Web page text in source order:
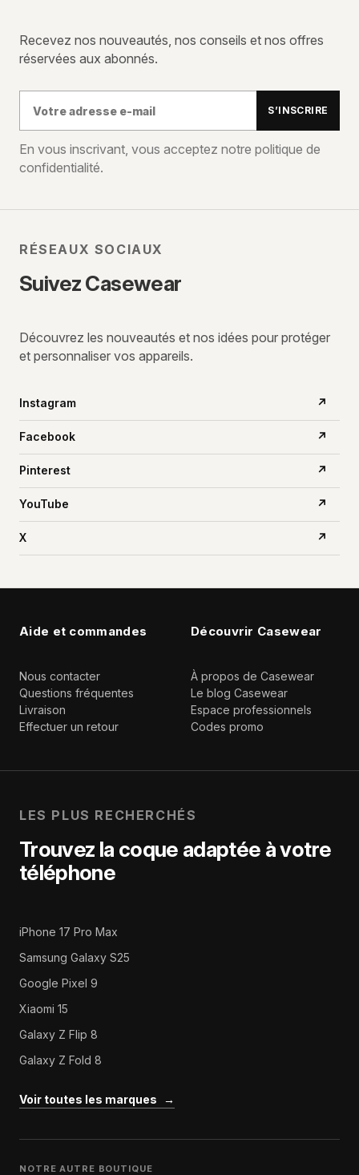
Recevez nos nouveautés, nos conseils et nos offres
réservées aux abonnés.
e-
mail
S’INSCRIRE
En vous inscrivant, vous acceptez notre politique de
confidentialité.
RÉSEAUX SOCIAUX
Suivez Casewear
Découvrez les nouveautés et nos idées pour protéger
et personnaliser vos appareils.
Instagram ↗
Facebook ↗
Pinterest ↗
YouTube ↗
X ↗
Aide et commandes
Nous contacter
Questions fréquentes
Livraison
Effectuer un retour
Découvrir Casewear
À propos de Casewear
Le blog Casewear
Espace professionnels
Codes promo
LES PLUS RECHERCHÉS
Trouvez la coque adaptée à votre
téléphone
iPhone 17 Pro Max
Samsung Galaxy S25
Google Pixel 9
Xiaomi 15
Galaxy Z Flip 8
Galaxy Z Fold 8
Voir toutes les marques →
NOTRE AUTRE BOUTIQUE